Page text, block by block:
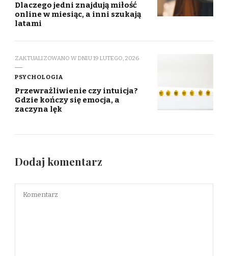
Dlaczego jedni znajdują miłość
online w miesiąc, a inni szukają
latami
ZAKTUALIZOWANO W DNIU19 LUTEGO, 2026
PSYCHOLOGIA
Przewrażliwienie czy intuicja?
Gdzie kończy się emocja, a
zaczyna lęk
Dodaj komentarz